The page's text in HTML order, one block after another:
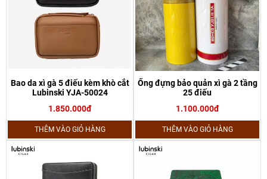
Bao da xì gà 5 điếu kèm khò cắt
Lubinski YJA-50024
1.850.000đ
THÊM VÀO GIỎ HÀNG
Ống đựng bảo quản xì gà 2 tầng
25 điếu
1.100.000đ
THÊM VÀO GIỎ HÀNG